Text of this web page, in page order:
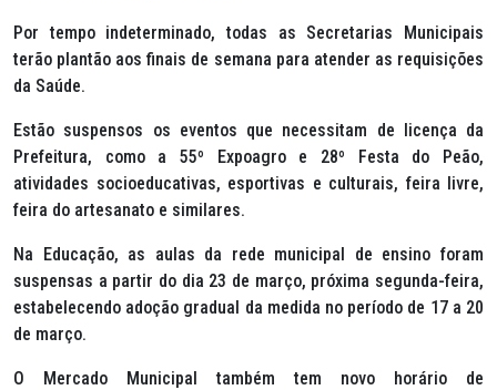
Por tempo indeterminado, todas as Secretarias Municipais
terão plantão aos finais de semana para atender as requisições
da Saúde.
Estão suspensos os eventos que necessitam de licença da
Prefeitura, como a 55º Expoagro e 28º Festa do Peão,
atividades socioeducativas, esportivas e culturais, feira livre,
feira do artesanato e similares.
Na Educação, as aulas da rede municipal de ensino foram
suspensas a partir do dia 23 de março, próxima segunda-feira,
estabelecendo adoção gradual da medida no período de 17 a 20
de março.
O Mercado Municipal também tem novo horário de